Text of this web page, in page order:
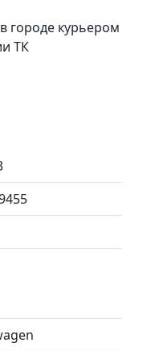
городе курьером
ТК